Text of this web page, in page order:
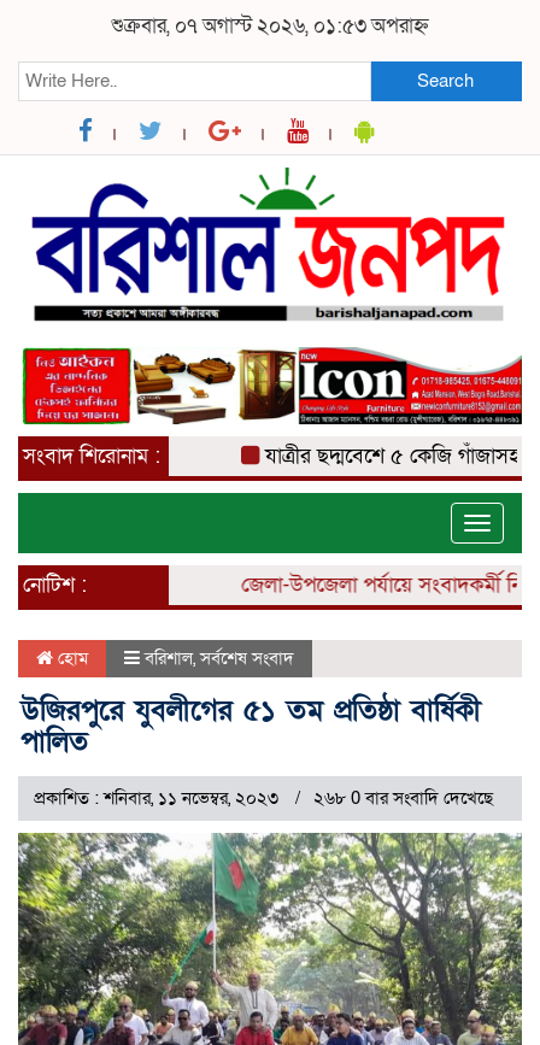
শুক্রবার, ০৭ অগাস্ট ২০২৬, ০১:৫৩ অপরাহ্ন
Search
সংবাদ শিরোনাম : যাত্রীর ছদ্মবেশে ৫ কেজি গাঁজাসহ মাদক
Toggle
নোটিশ :
জেলা-উপজেলা পর্যায়ে সংবাদকর্মী নিয়োগ
হোম বরিশাল,সর্বশেষ সংবাদ
উজিরপুরে যুবলীগের ৫১ তম প্রতিষ্ঠা বার্ষিকী
পালিত
প্রকাশিত : শনিবার, ১১ নভেম্বর, ২০২৩ ২৬৮ 0 বার সংবাদি দেখেছে